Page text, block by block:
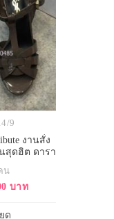
9
งานสั่ง
สุดฮิต ดารา
น
บาท
ด